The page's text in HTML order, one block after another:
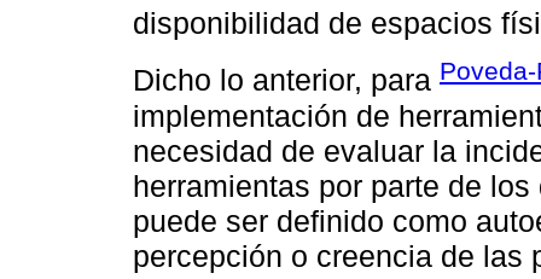
disponibilidad de espacios
Dicho lo anterior, para
implementación de
necesidad de evaluar la
herramientas por parte de
puede ser definido como
percepción o creencia de las